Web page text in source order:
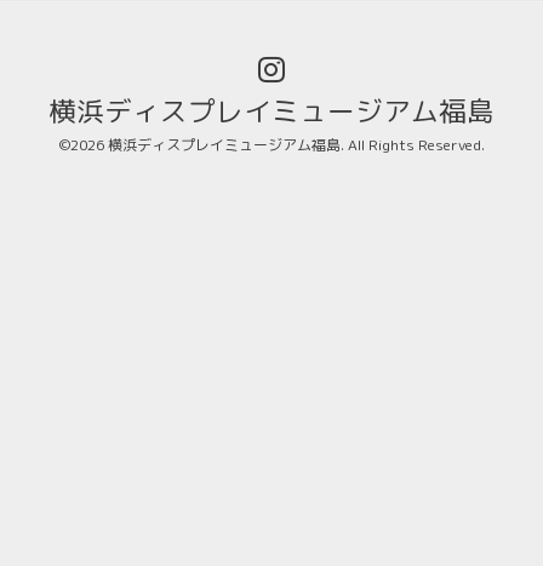
横浜ディスプレイミュージアム福島
©2026横浜ディスプレイミュージアム福島. All Rights Reserved.